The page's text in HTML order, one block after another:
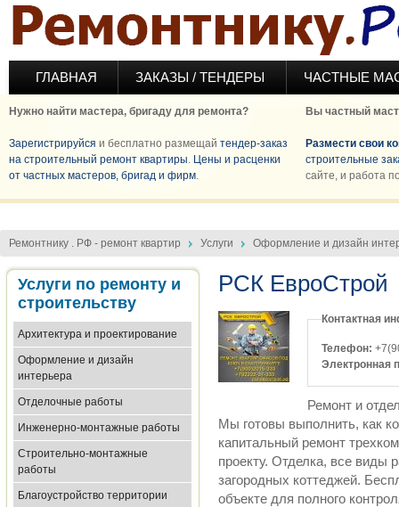
Перейти к основному содержанию
ГЛАВНАЯ ЗАКАЗЫ / ТЕНДЕРЫ ЧАСТНЫЕ
Нужно найти мастера, бригаду для ремонта?
Зарегистрируйся и бесплатно размещай тендер-заказ
на строительный ремонт квартиры. Цены и расценки
от частных мастеров, бригад и фирм.
Вы частный
Размести свои
строительные
сайте, и работа
Ремонтнику . РФ - ремонт квартир Услуги Оформление и дизайн
Услуги по ремонту и
строительству
Архитектура и проектирование
Оформление и дизайн
интерьера
Отделочные работы
Инженерно-монтажные работы
Строительно-монтажные
работы
Благоустройство территории
РСК ЕвроСтрой
Контактная
Телефон:
Электронная
Ремонт и
Мы готовы выполнить, как
капитальный ремонт
проекту. Отделка, все виды
загородных коттеджей.
объекте для полного